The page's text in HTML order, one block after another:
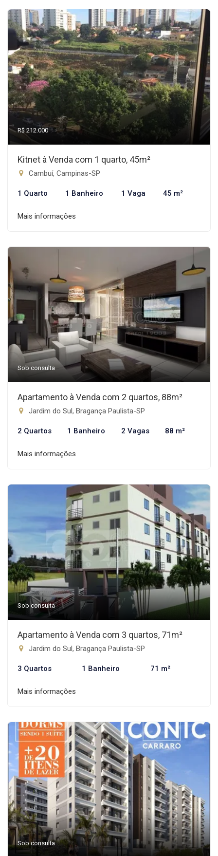
R$ 212.000
Kitnet à Venda com 1 quarto, 45m²
Cambuí, Campinas-SP
1 Quarto 1 Banheiro 1 Vaga 45 m²
Mais informações
Sob consulta
Apartamento à Venda com 2 quartos, 88m²
Jardim do Sul, Bragança Paulista-SP
2 Quartos 1 Banheiro 2 Vagas 88 m²
Mais informações
Sob consulta
Apartamento à Venda com 3 quartos, 71m²
Jardim do Sul, Bragança Paulista-SP
3 Quartos 1 Banheiro 71 m²
Mais informações
Sob consulta